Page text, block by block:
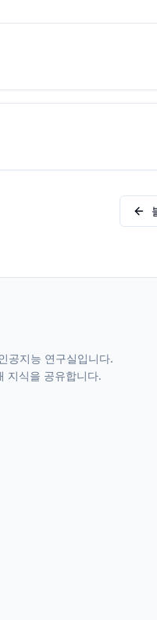
공지능 연구실입니다.
지식을 공유합니다.